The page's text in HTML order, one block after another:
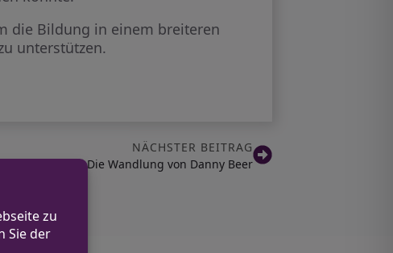
die Bildung in einem breiteren
unterstützen.
NÄCHSTER BEITRAG
Die Wandlung von Danny Beer